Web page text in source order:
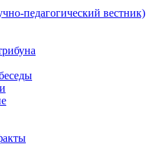
педагогический вестник)